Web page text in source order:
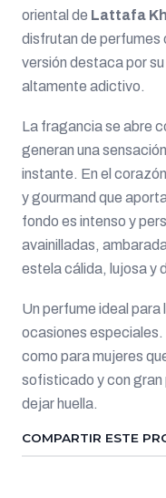
oriental de Lattafa
disfrutan de perfumes
versión destaca por
altamente adictivo.
La fragancia se abre
generan una
instante. En el
y gourmand que
fondo es intenso y
avainilladas,
estela cálida, lujosa y
Un perfume ideal
ocasiones
como para mujeres
sofisticado y con gran
dejar huella.
COMPARTIR ESTE